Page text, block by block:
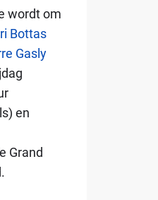
wordt om
Bottas
Gasly
en
Grand